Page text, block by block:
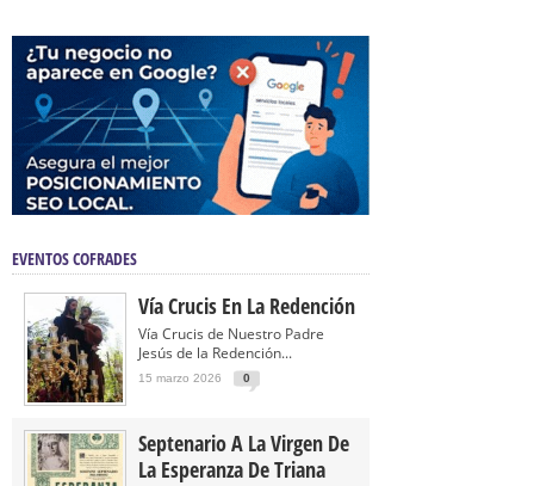
EVENTOS COFRADES
Vía Crucis En La Redención
Vía Crucis de Nuestro Padre
Jesús de la Redención...
15 marzo 2026 0
Septenario A La Virgen De
La Esperanza De Triana